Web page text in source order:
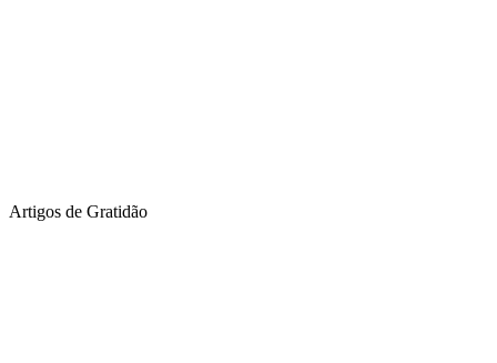
Artigos de Gratidão